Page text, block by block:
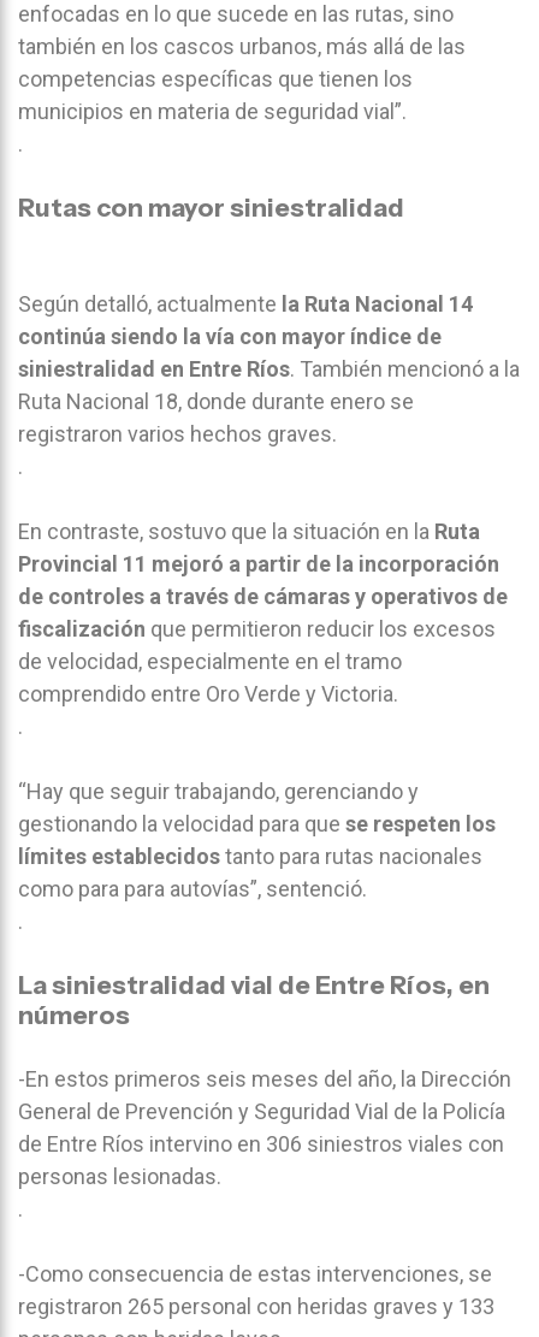
enfocadas en lo que sucede en las rutas, sino
también en los cascos urbanos, más allá de las
competencias específicas que tienen los
municipios en materia de seguridad vial”.
.
Rutas con mayor siniestralidad
Según detalló, actualmente la Ruta Nacional 14
continúa siendo la vía con mayor índice de
siniestralidad en Entre Ríos. También mencionó a la
Ruta Nacional 18, donde durante enero se
registraron varios hechos graves.
.
En contraste, sostuvo que la situación en la Ruta
Provincial 11 mejoró a partir de la incorporación
de controles a través de cámaras y operativos de
fiscalización que permitieron reducir los excesos
de velocidad, especialmente en el tramo
comprendido entre Oro Verde y Victoria.
.
“Hay que seguir trabajando, gerenciando y
gestionando la velocidad para que se respeten los
límites establecidostanto para rutas nacionales
como para para autovías”, sentenció.
.
La siniestralidad vial de Entre Ríos, en
números
-En estos primeros seis meses del año, la Dirección
General de Prevención y Seguridad Vial de la Policía
de Entre Ríos intervino en 306 siniestros viales con
personas lesionadas.
.
-Como consecuencia de estas intervenciones, se
registraron 265 personal con heridas graves y 133